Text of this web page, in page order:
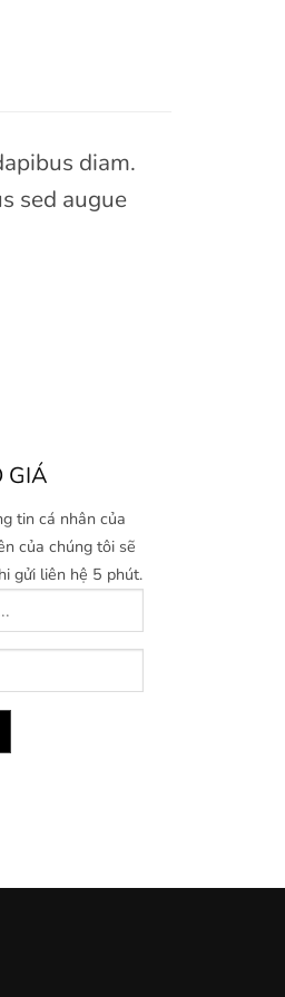
diam.
sed augue
GIÁ
tin cá nhân của
của chúng tôi sẽ
gửi liên hệ 5 phút.